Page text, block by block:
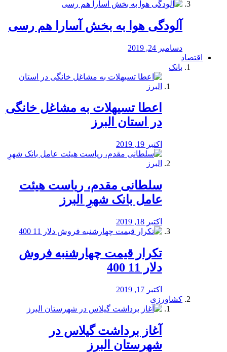
آلودگی هوا به بخش آسارا هم رسی
دسامبر 24, 2019
اقتصاد
بانک
️اعطا تسیهلات به مشاغل خانگی
در استان البرز
اکتبر 19, 2019
سلطانی مقدم، ریاست هیئت
عامل بانک شهرِ البرز
اکتبر 18, 2019
تکرار قیمت چهارشنبه فروش
دلار 11 400
اکتبر 17, 2019
کشاورزی
آغاز برداشت گیلاس در
شهرستان البرز